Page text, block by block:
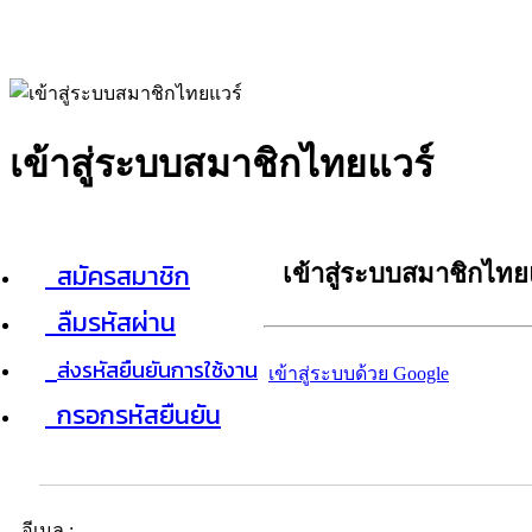
เข้าสู่ระบบสมาชิกไทยแวร์
สมัครสมาชิก
ลืมรหัสผ่าน
ส่งรหัสยืนยันการใช้งาน
กรอกรหัสยืนยัน
เข้าสู่ระบบสมาชิกไท
เข้าสู่ระบบด้วย Google